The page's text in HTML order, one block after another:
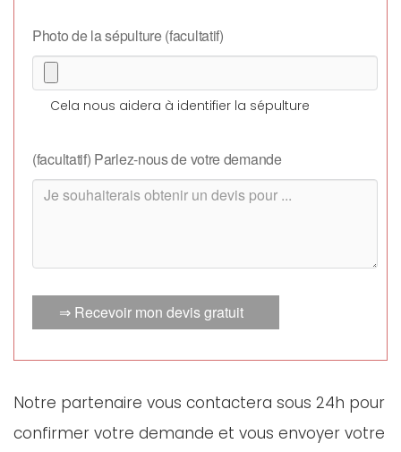
Photo de la sépulture (facultatif)
Cela nous aidera à identifier la sépulture
(facultatif) Parlez-nous de votre demande
⇒ Recevoir mon devis gratuit
Notre partenaire vous contactera sous 24h pour
confirmer votre demande et vous envoyer votre